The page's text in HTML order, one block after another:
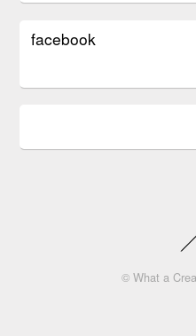
facebook
© What a